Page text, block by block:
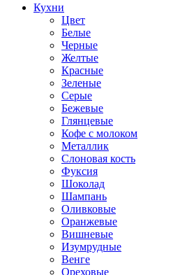
Кухни
Цвет
Белые
Черные
Желтые
Красные
Зеленые
Серые
Бежевые
Глянцевые
Кофе с молоком
Металлик
Слоновая кость
Фуксия
Шоколад
Шампань
Оливковые
Оранжевые
Вишневые
Изумрудные
Венге
Ореховые